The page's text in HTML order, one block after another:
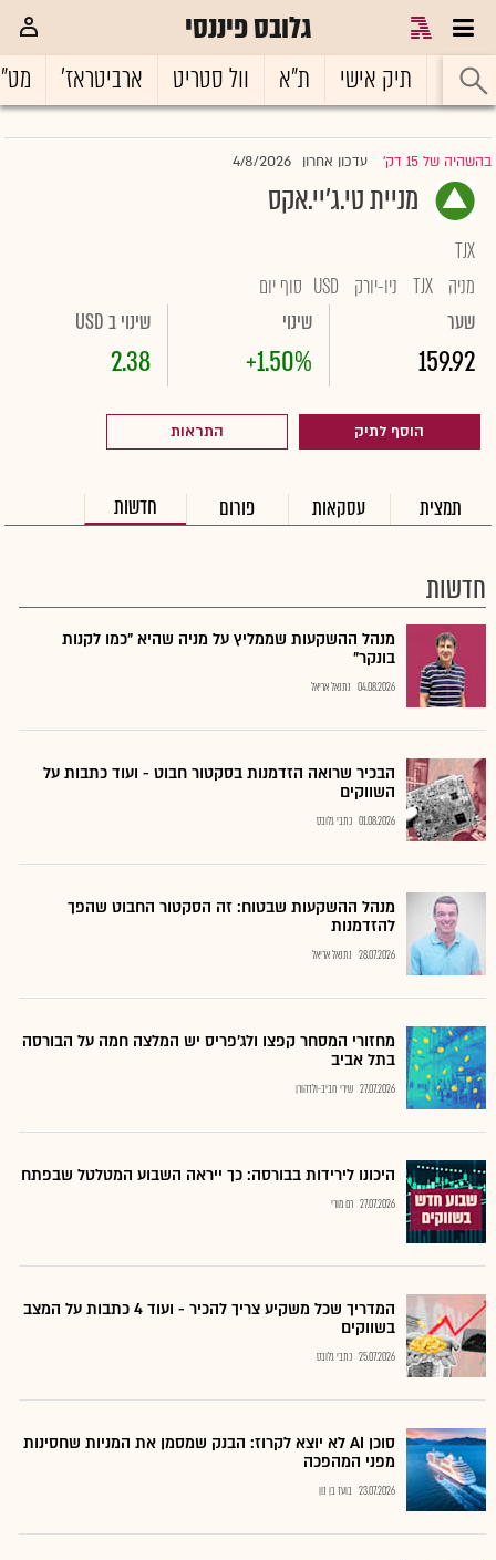
גלובס פיננסי
ראשי תיק אישי ת"א וול סטריט ארביטראז'
בהשהיה של 15 דק' |עדכון אחרון 4/8/2026
מניית טי.ג'יי.אקס
TJX
מניה TJX ניו-יורק USD סוף יום
שער
159.92
שינוי
+1.50%
שינוי ב USD
2.38
הוסף לתיק התראות
תמצית עסקאות פורום חדשות
חדשות
מנהל ההשקעות שממליץ על מניה שהיא "כמו לקנות
בונקר"
04.08.2026 נתנאל אריאל
הבכיר שרואה הזדמנות בסקטור חבוט - ועוד כתבות על
השווקים
01.08.2026 כתבי גלובס
מנהל ההשקעות שבטוח: זה הסקטור החבוט שהפך
להזדמנות
28.07.2026 נתנאל אריאל
מחזורי המסחר קפצו ולג'פריס יש המלצה חמה על הבורסה
בתל אביב
27.07.2026 שירי חביב-ולדהורן
היכונו לירידות בבורסה: כך ייראה השבוע המטלטל שבפתח
27.07.2026 רם מורי
המדריך שכל משקיע צריך להכיר - ועוד 4 כתבות על המצב
בשווקים
25.07.2026 כתבי גלובס
סוכן AI לא יוצא לקרוז: הבנק שמסמן את המניות שחסינות
מפני המהפכה
23.07.2026 בועז בן נון